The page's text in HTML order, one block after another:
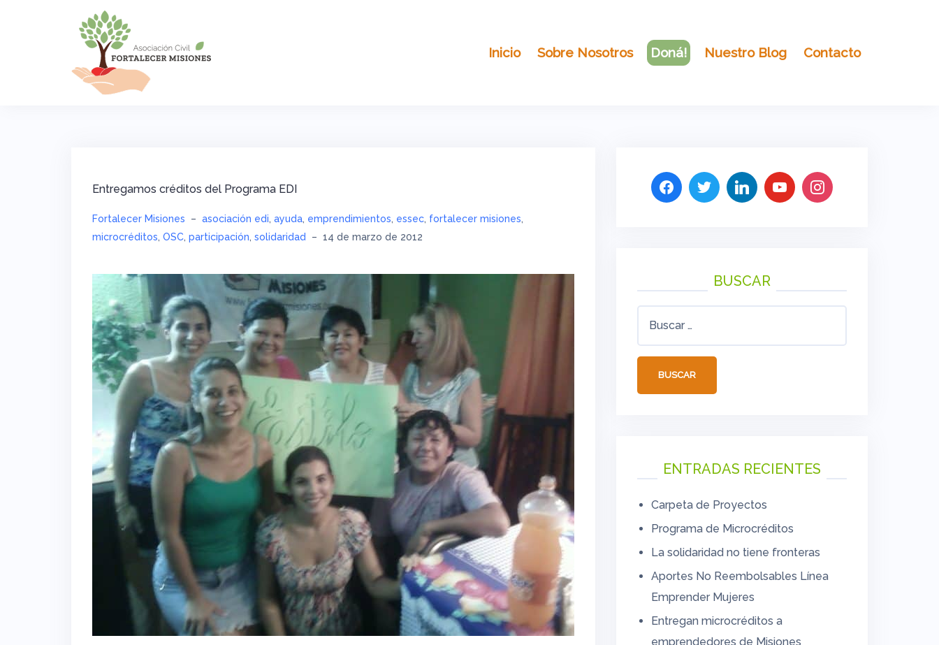
Inicio Sobre Nosotros Doná! Nuestro Blog Contacto
Entregamos créditos del Programa EDI
Fortalecer Misiones – asociación edi, ayuda, emprendimientos, essec, fortalecer misiones,
microcréditos, OSC, participación, solidaridad – 14 de marzo de 2012
BUSCAR
ENTRADAS RECIENTES
Carpeta de Proyectos
Programa de Microcréditos
La solidaridad no tiene fronteras
Aportes No Reembolsables Línea
Emprender Mujeres
Entregan microcréditos a
emprendedores de Misiones